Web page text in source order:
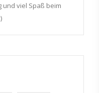
und viel Spaß beim